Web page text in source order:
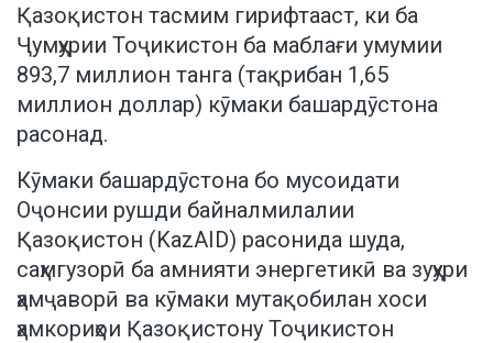
Қазоқистон тасмим гирифтааст, ки ба
Ҷумҳурии Тоҷикистон ба маблағи умумии
893,7 миллион танга (тақрибан 1,65
миллион доллар) кӯмаки башардӯстона
расонад.
Кӯмаки башардӯстона бо мусоидати
Оҷонсии рушди байналмилалии
Қазоқистон (KazAID) расонида шуда,
саҳмгузорӣ ба амнияти энергетикӣ ва зуҳури
ҳамҷаворӣ ва кӯмаки мутақобилан хоси
ҳамкориҳои Қазоқистону Тоҷикистон